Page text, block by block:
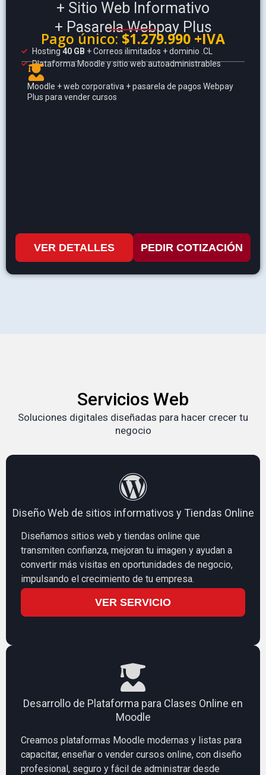
+ Sitio Web Informativo
+ Pasarela Webpay Plus
Pago único:$1.279.990 +IVA
Hosting 40 GB + Correos ilimitados + dominio .CL
Plataforma Moodle y sitio web autoadministrables
Moodle + web corporativa + pasarela de pagos Webpay
Plus para vender cursos
VER DETALLES PEDIR COTIZACIÓN
Servicios Web
Soluciones digitales diseñadas para hacer crecer tu
negocio
Diseño Web de sitios informativos y Tiendas Online
Diseñamos sitios web y tiendas online que
transmiten confianza, mejoran tu imagen y ayudan a
convertir más visitas en oportunidades de negocio,
impulsando el crecimiento de tu empresa.
VER SERVICIO
Desarrollo de Plataforma para Clases Online en
Moodle
Creamos plataformas Moodle modernas y listas para
capacitar, enseñar o vender cursos online, con diseño
profesional, seguro y fácil de administrar desde